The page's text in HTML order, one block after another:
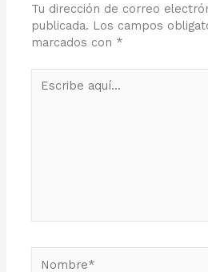
Tu dirección de correo
publicada. Los campos
marcados con *
aquí...